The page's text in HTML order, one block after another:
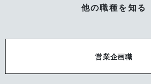
他の職種を知る
営業企画職